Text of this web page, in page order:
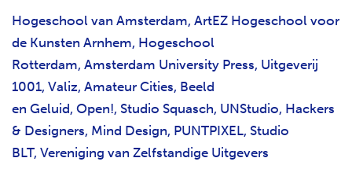
Hogeschool van Amsterdam, ArtEZ Hogeschool voor
de Kunsten Arnhem, Hogeschool
Rotterdam, Amsterdam University Press, Uitgeverij
1001, Valiz, Amateur Cities, Beeld
en Geluid, Open!, Studio Squasch, UNStudio, Hackers
& Designers, Mind Design, PUNTPIXEL, Studio
BLT, Vereniging van Zelfstandige Uitgevers